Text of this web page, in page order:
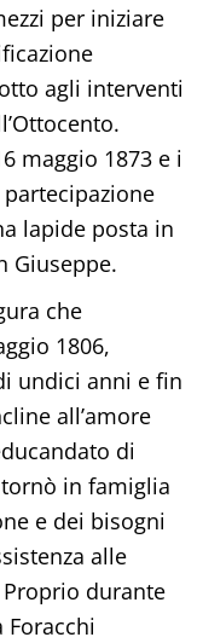
per iniziare
agli interventi
maggio 1873 e i
lapide posta in
Giuseppe.
che
1806,
undici anni e fin
all’amore
di
in famiglia
e dei bisogni
alle
durante